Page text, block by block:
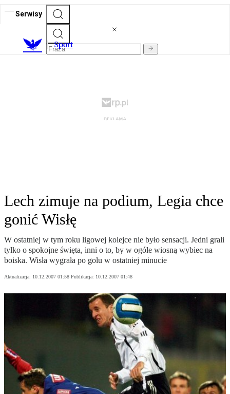
Serwisy
Sport
Lech zimuje na podium, Legia chce
gonić Wisłę
W ostatniej w tym roku ligowej kolejce nie było sensacji. Jedni grali
tylko o spokojne święta, inni o to, by w ogóle wiosną wybiec na
boiska. Wisła wygrała po golu w ostatniej minucie
Aktualizacja: 10.12.2007 01:58 Publikacja: 10.12.2007 01:48